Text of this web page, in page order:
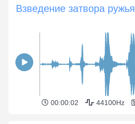
Взведение затвора ружья
00:00:02 44100Hz